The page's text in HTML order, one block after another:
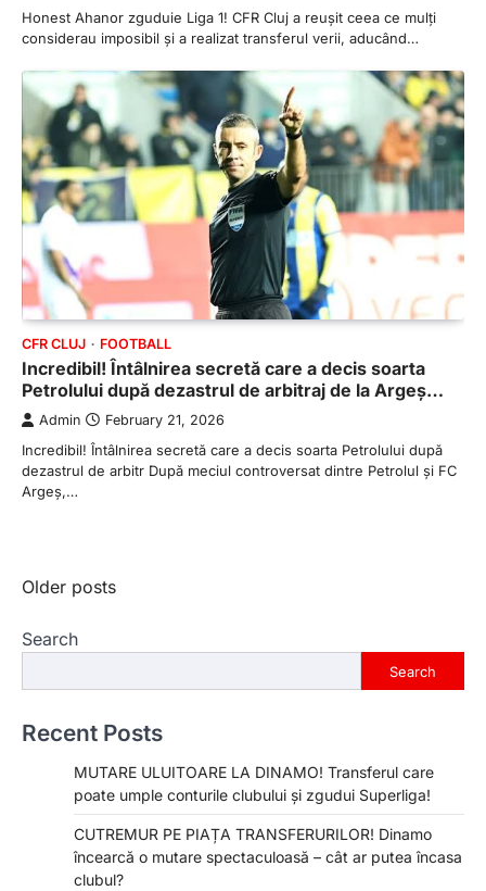
Honest Ahanor zguduie Liga 1! CFR Cluj a reușit ceea ce mulți
considerau imposibil și a realizat transferul verii, aducând…
CFR CLUJ FOOTBALL
Incredibil! Întâlnirea secretă care a decis soarta
Petrolului după dezastrul de arbitraj de la Argeș…
Admin February 21, 2026
Incredibil! Întâlnirea secretă care a decis soarta Petrolului după
dezastrul de arbitr După meciul controversat dintre Petrolul și FC
Argeș,…
Posts
Older posts
Search
Search
Recent Posts
MUTARE ULUITOARE LA DINAMO! Transferul care
poate umple conturile clubului și zgudui Superliga!
CUTREMUR PE PIAȚA TRANSFERURILOR! Dinamo
încearcă o mutare spectaculoasă – cât ar putea încasa
clubul?